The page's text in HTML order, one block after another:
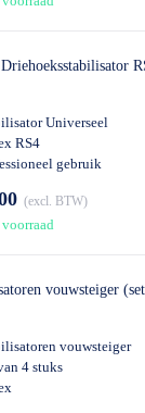
Universeel
RS4
gebruik
excl. BTW
vouwsteiger
vouwsteiger
4 stuks